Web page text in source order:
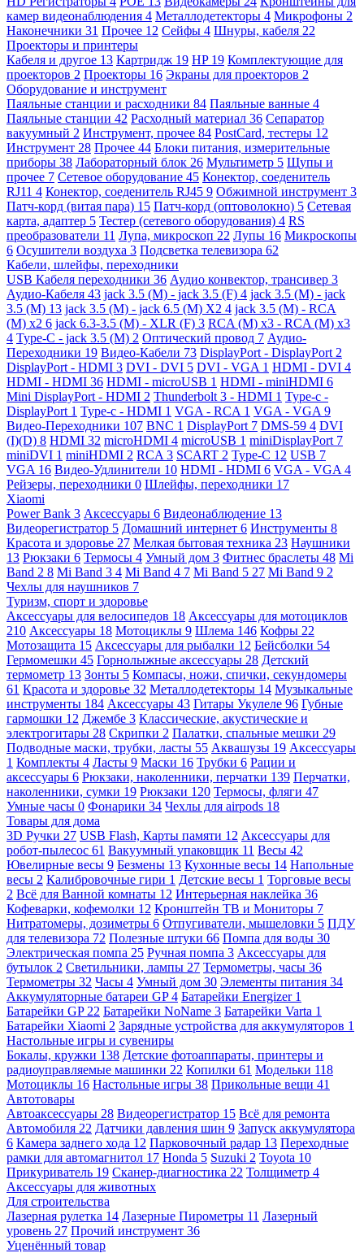
камер видеонаблюдения 4 Металлодетекторы 4 Микрофоны 2
Наконечники 31 Прочее 12 Сейфы 4 Шнуры, кабеля 22
Проекторы и принтеры
Кабеля и другое 13 Картридж 19 HP 19 Комплектующие для
проекторов 2 Проекторы 16 Экраны для проекторов 2
Оборудование и инструмент
Паяльные станции и расходники 84 Паяльные ванные 4
Паяльные станции 42 Расходный материал 36 Сепаратор
вакуумный 2 Инструмент, прочее 84 PostCard, тестеры 12
Инструмент 28 Прочее 44 Блоки питания, измерительные
приборы 38 Лабораторный блок 26 Мультиметр 5 Щупы и
прочее 7 Сетевое оборудование 45 Конектор, соеденитель
RJ11 4 Конектор, соеденитель RJ45 9 Обжимной инструмент 3
Патч-корд (витая пара) 15 Патч-корд (оптоволокно) 5 Сетевая
карта, адаптер 5 Тестер (сетевого оборудования) 4 RS
преобразователи 11 Лупа, микроскоп 22 Лупы 16 Микроскопы
6 Осушители воздуха 3 Подсветка телевизора 62
Кабели, шлейфы, переходники
USB Кабеля переходники 36 Аудио конвектор, трансивер 3
Аудио-Кабеля 43 jack 3.5 (M) - jack 3.5 (F) 4 jack 3.5 (M) - jack
3.5 (M) 13 jack 3.5 (M) - jack 6.5 (M) X2 4 jack 3.5 (M) - RCA
(M) x2 6 jack 6.3-3.5 (M) - XLR (F) 3 RCA (M) x3 - RCA (M) x3
4 Type-C - jack 3.5 (M) 2 Оптический провод 7 Аудио-
Переходники 19 Видео-Кабели 73 DisplayPort - DisplayPort 2
DisplayPort - HDMI 3 DVI - DVI 5 DVI - VGA 1 HDMI - DVI 4
HDMI - HDMI 36 HDMI - microUSB 1 HDMI - miniHDMI 6
Mini DisplayPort - HDMI 2 Thunderbolt 3 - HDMI 1 Type-c -
DisplayPort 1 Type-c - HDMI 1 VGA - RCA 1 VGA - VGA 9
Видео-Переходники 107 BNC 1 DisplayPort 7 DMS-59 4 DVI
(I)(D) 8 HDMI 32 microHDMI 4 microUSB 1 miniDisplayPort 7
miniDVI 1 miniHDMI 2 RCA 3 SCART 2 Type-C 12 USB 7
VGA 16 Видео-Удлинители 10 HDMI - HDMI 6 VGA - VGA 4
Рейзеры, переходники 0 Шлейфы, переходники 17
Xiaomi
Power Bank 3 Аксессуары 6 Видеонаблюдение 13
Видеорегистратор 5 Домашний интернет 6 Инструменты 8
Красота и здоровье 27 Мелкая бытовая техника 23 Наушники
13 Рюкзаки 6 Термосы 4 Умный дом 3 Фитнес браслеты 48 Mi
Band 2 8 Mi Band 3 4 Mi Band 4 7 Mi Band 5 27 Mi Band 9 2
Чехлы для наушников 7
Туризм, спорт и здоровье
Аксессуары для велосипедов 18 Аксессуары для мотоциклов
210 Аксессуары 18 Мотоциклы 9 Шлема 146 Кофры 22
Мотозащита 15 Аксессуары для рыбалки 12 Бейсболки 54
Гермомешки 45 Горнолыжные аксессуары 28 Детский
термометр 13 Зонты 5 Компасы, ножи, спички, секундомеры
61 Красота и здоровье 32 Металлодетекторы 14 Музыкальные
инструменты 184 Аксессуары 43 Гитары Укулеле 96 Губные
гармошки 12 Джембе 3 Классические, акустические и
электрогитары 28 Скрипки 2 Палатки, спальные мешки 29
Подводные маски, трубки, ласты 55 Аквашузы 19 Аксессуары
1 Комплекты 4 Ласты 9 Маски 16 Трубки 6 Рации и
аксессуары 6 Рюкзаки, наколенники, перчатки 139 Перчатки,
наколенники, сумки 19 Рюкзаки 120 Термосы, фляги 47
Умные часы 0 Фонарики 34 Чехлы для airpods 18
Товары для дома
3D Ручки 27 USB Flash, Карты памяти 12 Аксессуары для
робот-пылесос 61 Вакуумный упаковщик 11 Весы 42
Ювелирные весы 9 Безмены 13 Кухонные весы 14 Напольные
весы 2 Калибровочные гири 1 Детские весы 1 Торговые весы
2 Всё для Ванной комнаты 12 Интерьерная наклейка 36
Кофеварки, кофемолки 12 Кронштейн ТВ и Мониторы 7
Нитратомеры, дозиметры 6 Отпугиватели, мышеловки 5 ПДУ
для телевизора 72 Полезные штуки 66 Помпа для воды 30
Электрическая помпа 25 Ручная помпа 3 Аксессуары для
бутылок 2 Светильники, лампы 27 Термометры, часы 36
Термометры 32 Часы 4 Умный дом 30 Элементы питания 34
Аккумуляторные батареи GP4 Батарейки Energizer 1
Батарейки GP 22 Батарейки NoName 3 Батарейки Varta 1
Батарейки Xiaomi 2 Зарядные устройства для аккумуляторов 1
Настольные игры и сувениры
Бокалы, кружки 138 Детские фотоаппараты, принтеры и
радиоуправляемые машинки 22 Копилки 61 Модельки 118
Мотоциклы 16 Настольные игры 38 Прикольные вещи 41
Автотовары
Автоаксессуары 28 Видеорегистратор 15 Всё для ремонта
Автомобиля 22 Датчики давления шин 9 Запуск аккумулятора
6 Камера заднего хода 12 Парковочный радар 13 Переходные
рамки для автомагнитол 17 Honda 5 Suzuki 2 Toyota 10
Прикуриватель 19 Сканер-диагностика 22 Толщиметр 4
Аксессуары для животных
Для строительства
Лазерная рулетка 14 Лазерные Пирометры 11 Лазерный
уровень 27 Прочий инструмент 36
Уценённый товар